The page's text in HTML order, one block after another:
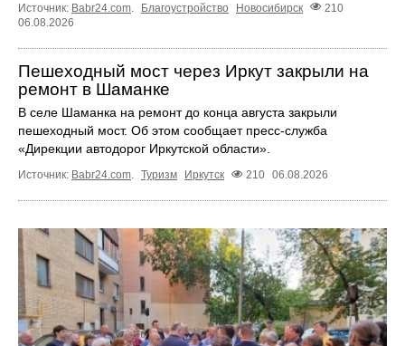
Источник: Babr24.com Благоустройство Новосибирск
210
06.08.2026
Пешеходный мост через Иркут закрыли на
ремонт в Шаманке
В селе Шаманка на ремонт до конца августа закрыли
пешеходный мост. Об этом сообщает пресс‑служба
«Дирекции автодорог Иркутской области».
Источник: Babr24.com Туризм Иркутск 210 06.08.2026